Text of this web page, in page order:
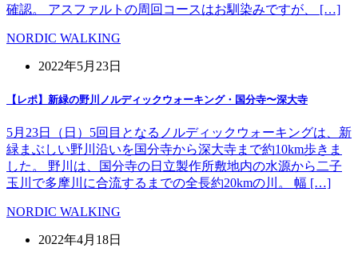
確認。 アスファルトの周回コースはお馴染みですが、 […]
NORDIC WALKING
2022年5月23日
【レポ】新緑の野川ノルディックウォーキング・国分寺〜深大寺
5月23日（日）5回目となるノルディックウォーキングは、新
緑まぶしい野川沿いを国分寺から深大寺まで約10km歩きま
した。 野川は、国分寺の日立製作所敷地内の水源から二子
玉川で多摩川に合流するまでの全長約20kmの川。 幅 […]
NORDIC WALKING
2022年4月18日